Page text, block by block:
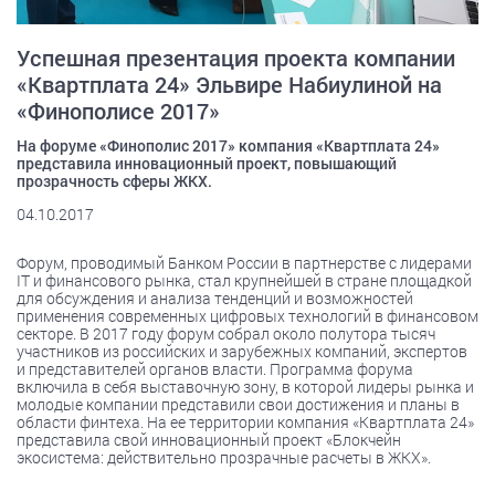
Успешная презентация проекта компании
«Квартплата 24» Эльвире Набиулиной на
«Финополисе 2017»
На форуме «Финополис 2017» компания «Квартплата 24»
представила инновационный проект, повышающий
прозрачность сферы ЖКХ.
04.10.2017
Форум, проводимый Банком России в партнерстве с лидерами
IT и финансового рынка, стал крупнейшей в стране площадкой
для обсуждения и анализа тенденций и возможностей
применения современных цифровых технологий в финансовом
секторе. В 2017 году форум собрал около полутора тысяч
участников из российских и зарубежных компаний, экспертов
и представителей органов власти. Программа форума
включила в себя выставочную зону, в которой лидеры рынка и
молодые компании представили свои достижения и планы в
области финтеха. На ее территории компания «Квартплата 24»
представила свой инновационный проект «Блокчейн
экосистема: действительно прозрачные расчеты в ЖКХ».